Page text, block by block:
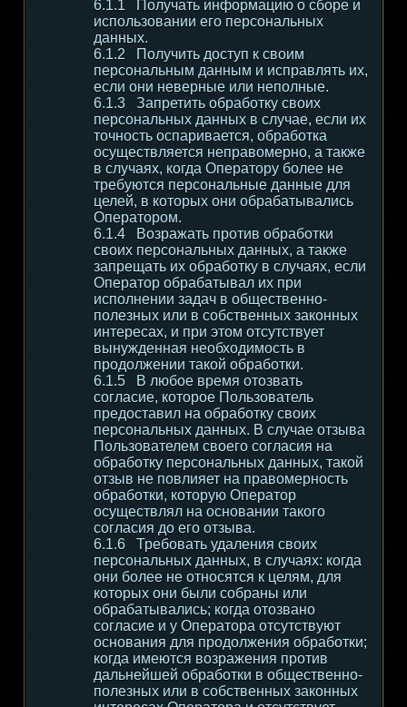
Получать информацию о сборе и
использовании его персональных
данных.
Получить доступ к своим
персональным данным и исправлять их,
если они неверные или неполные.
Запретить обработку своих
персональных данных в случае, если их
точность оспаривается, обработка
осуществляется неправомерно, а также
в случаях, когда Оператору более не
требуются персональные данные для
целей, в которых они обрабатывались
Оператором.
Возражать против обработки
своих персональных данных, а также
запрещать их обработку в случаях, если
Оператор обрабатывал их при
исполнении задач в общественно-
полезных или в собственных законных
интересах, и при этом отсутствует
вынужденная необходимость в
продолжении такой обработки.
В любое время отозвать
согласие, которое Пользователь
предоставил на обработку своих
персональных данных. В случае отзыва
Пользователем своего согласия на
обработку персональных данных, такой
отзыв не повлияет на правомерность
обработки, которую Оператор
осуществлял на основании такого
согласия до его отзыва.
Требовать удаления своих
персональных данных, в случаях: когда
они более не относятся к целям, для
которых они были собраны или
обрабатывались; когда отозвано
согласие и у Оператора отсутствуют
основания для продолжения обработки;
когда имеются возражения против
дальнейшей обработки в общественно-
полезных или в собственных законных